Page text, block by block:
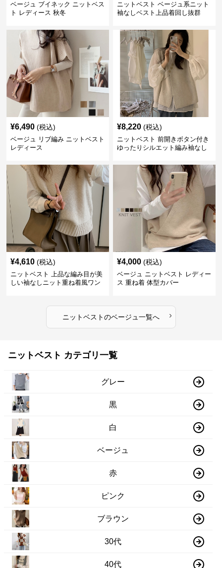
ベージュ ブイネック ニットベス
ト レディース 秋冬
ニットベスト ベージュ系ニット
袖なしベスト上品着回し抜群
¥6,490 (税込)
ベージュ リブ編み ニットベスト
レディース
¥8,220 (税込)
ニットベスト 前開きボタン付き
ゆったりシルエット編み袖なし
¥4,610 (税込)
ニットベスト 上品な編み目が美
しい袖なしニット重ね着風ワン
¥4,000 (税込)
ベージュ ニットベスト レディー
ス 重ね着 体型カバー
ニットベストのベージュ 一覧へ ›
ニットベスト カテゴリ一覧
グレー
黒
白
ベージュ
赤
ピンク
ブラウン
30代
40代